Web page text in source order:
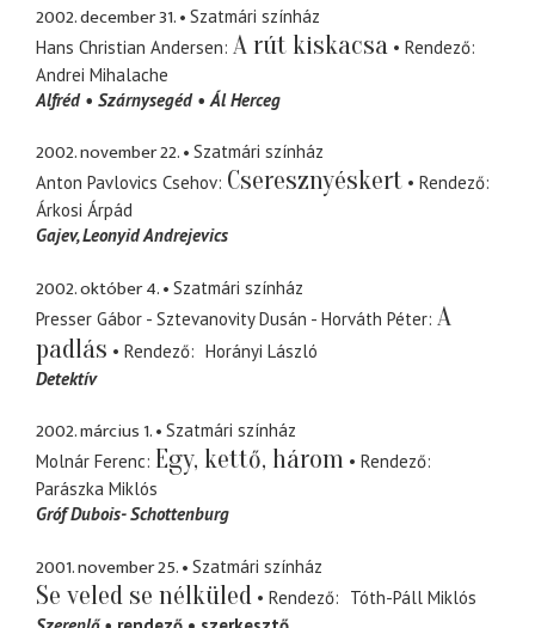
2002. december 31.
Szatmári színház
Hans Christian Andersen A rút kiskacsa
Rendező
Andrei Mihalache
Alfréd
Szárnysegéd Ál Herceg
2002. november 22.
Szatmári színház
Anton Pavlovics Csehov Cseresznyéskert
Rendező
Árkosi Árpád
Gajev Leonyid Andrejevics
2002. október 4.
Szatmári színház
Presser Gábor - Sztevanovity Dusán - Horváth Péter A
padlás
Rendező
Horányi László
Detektív
2002. március 1.
Szatmári színház
Molnár Ferenc Egy, kettő, három
Rendező
Parászka Miklós
Gróf Dubois- Schottenburg
2001. november 25. Szatmári színház
Se veled se nélküled Rendező
Tóth-Páll Miklós